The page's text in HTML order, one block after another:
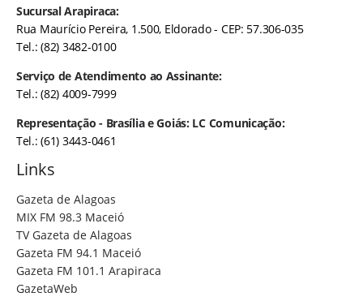
Sucursal Arapiraca:
Rua Maurício Pereira, 1.500, Eldorado - CEP: 57.306-035
Tel.: (82) 3482-0100
Serviço de Atendimento ao Assinante:
Tel.: (82) 4009-7999
Representação - Brasília e Goiás: LC Comunicação:
Tel.: (61) 3443-0461
Links
Gazeta de Alagoas
MIX FM 98.3 Maceió
TV Gazeta de Alagoas
Gazeta FM 94.1 Maceió
Gazeta FM 101.1 Arapiraca
GazetaWeb